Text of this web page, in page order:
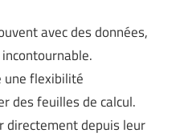
avec des données,
une flexibilité
des feuilles de calcul.
directement depuis leur